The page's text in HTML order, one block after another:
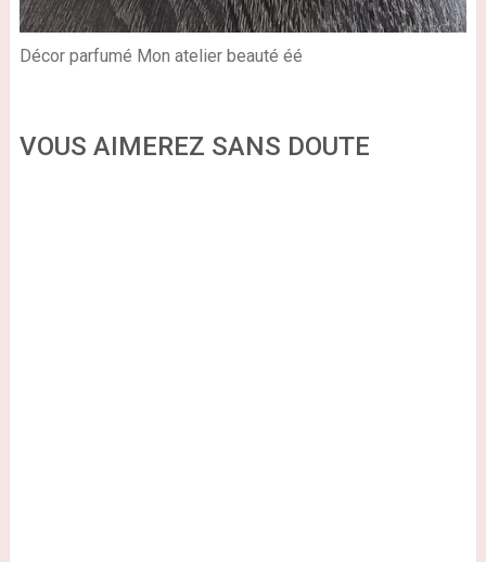
Décor parfumé Mon atelier beauté éé
VOUS AIMEREZ SANS DOUTE